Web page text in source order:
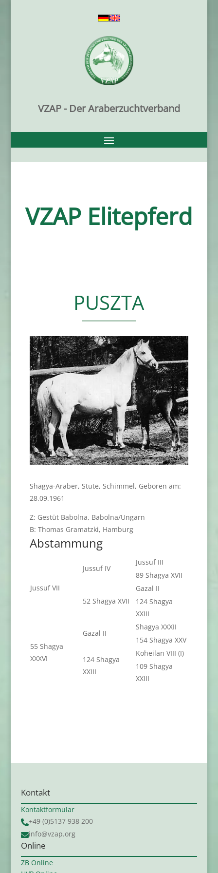
VZAP - Der Araberzuchtverband
VZAP Elitepferd
PUSZTA
Shagya-Araber, Stute, Schimmel, Geboren am:
28.09.1961
Z: Gestüt Babolna, Babolna/Ungarn
B: Thomas Gramatzki, Hamburg
Abstammung
Jussuf VII
Jussuf IV
Jussuf III
89 Shagya XVII
52 Shagya XVII
Gazal II
124 Shagya
XXIII
55 Shagya
XXXVI
Gazal II
Shagya XXXII
154 Shagya XXV
124 Shagya
XXIII
Koheilan VIII (I)
109 Shagya
XXIII
Kontakt
Kontaktformular
+49 (0)5137 938 200
info@vzap.org
Online
ZB Online